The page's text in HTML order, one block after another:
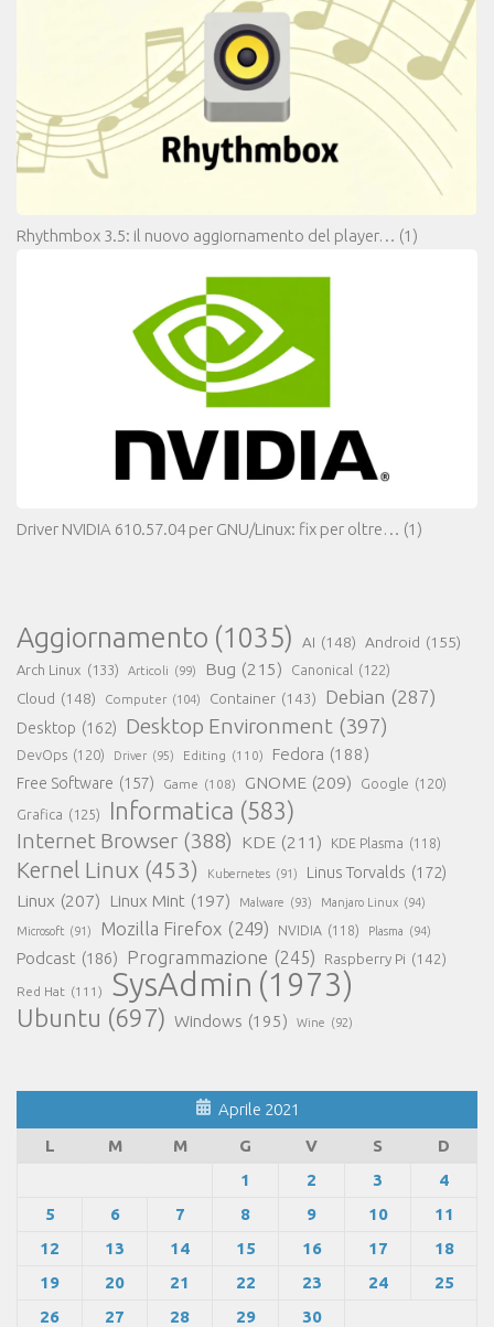
Rhythmbox 3.5: il nuovo aggiornamento del player… (1)
Driver NVIDIA 610.57.04 per GNU/Linux: fix per oltre… (1)
Aggiornamento (1035) AI (148) Android (155)
Arch Linux (133) Articoli (99) Bug (215) Canonical (122)
Cloud (148) Computer (104) Container (143) Debian (287)
Desktop (162) Desktop Environment (397)
DevOps (120) Driver (95) Editing (110) Fedora (188)
Free Software (157) Game (108) GNOME (209) Google (120)
Grafica (125) Informatica (583)
Internet Browser (388) KDE (211) KDE Plasma (118)
Kernel Linux (453) Kubernetes (91) Linus Torvalds (172)
Linux (207) Linux Mint (197) Malware (93) Manjaro Linux (94)
Microsoft (91) Mozilla Firefox (249) NVIDIA (118) Plasma (94)
Podcast (186) Programmazione (245) Raspberry Pi (142)
Red Hat (111) SysAdmin (1973)
Ubuntu (697) Windows (195) Wine (92)
Aprile 2021
L
M M G V S
D
1
2 3
4
5
6 7 8 9 10
11
12
13 14 15 16 17
18
19
20 21 22 23 24
25
26
27 28 29
30